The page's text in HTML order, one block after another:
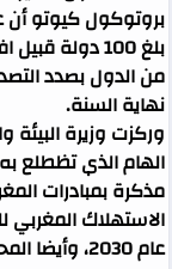
بروتوكول كيوتو أن
من الدول بصدد
نهاية السنة.
وركزت وزيرة البيئة
الهام الذي تظطلع
الاستهلاك المغربي
عام 2030، وأيضا المحطة الطاقة العالمية “نور” بورزازات.